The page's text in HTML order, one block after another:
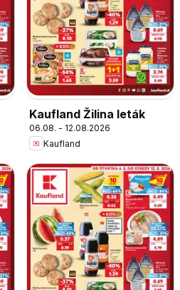
Kaufland Žilina leták
06.08. - 12.08.2026
Kaufland